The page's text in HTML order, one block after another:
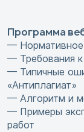
Программа
— Нормативное
— Требования
— Типичные
«Антиплагиат»
— Алгоритм и
— Примеры
работ